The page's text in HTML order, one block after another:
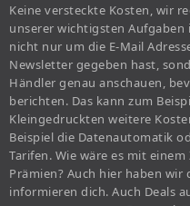
Keine versteckte Kosten, wir
unserer wichtigsten
nicht nur um die E-Mail
Newsletter gegeben hast,
Händler genau anschauen,
berichten. Das kann zum
Kleingedruckten weitere
Beispiel die Datenautomatik
Tarifen. Wie wäre es mit
Prämien? Auch hier haben
informieren dich. Auch Deals